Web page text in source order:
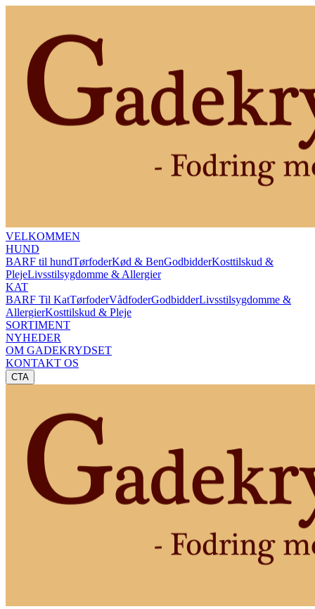
VELKOMMEN
HUND
BARF til hundTørfoderKød & BenGodbidderKosttilskud &
PlejeLivsstilsygdomme & Allergier
KAT
BARF Til KatTørfoderVådfoderGodbidderLivsstilsygdomme &
AllergierKosttilskud & Pleje
SORTIMENT
NYHEDER
OM GADEKRYDSET
KONTAKT OS
CTA